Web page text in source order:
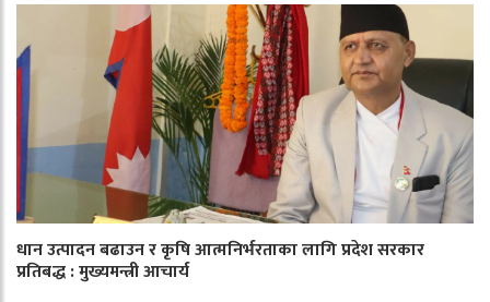
धान उत्पादन बढाउन र कृषि आत्मनिर्भरताका लागि प्रदेश सरकार
प्रतिबद्ध : मुख्यमन्त्री आचार्य